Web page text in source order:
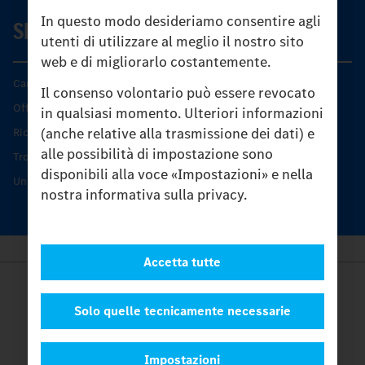
In questo modo desideriamo consentire agli
utenti di utilizzare al meglio il nostro sito
web e di migliorarlo costantemente.
Il consenso volontario può essere revocato
in qualsiasi momento. Ulteriori informazioni
(anche relative alla trasmissione dei dati) e
alle possibilità di impostazione sono
disponibili alla voce «Impostazioni» e nella
nostra informativa sulla privacy.
Impostazioni
Solo quelle tecnicamente necessarie
Accetta tutte
SERVIZIO
Caratteristiche di prodotto
Offerta di servizio Unimog
Ricambi originali
Trovare un partner
Unimog Service Days
Provider
Legal Notice
Contatto
Cookies